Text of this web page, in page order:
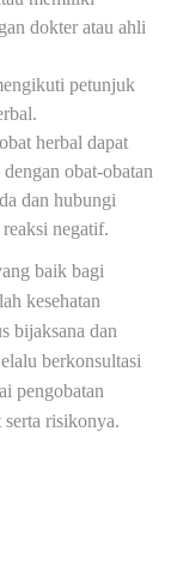
dokter atau ahli
petunjuk
herbal dapat
obat-obatan
dan hubungi
negatif.
baik bagi
kesehatan
bijaksana dan
berkonsultasi
pengobatan
risikonya.